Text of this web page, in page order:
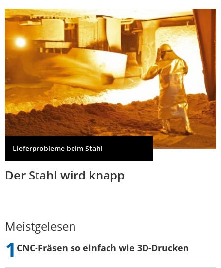
Lieferprobleme beim Stahl
Der Stahl wird knapp
Meistgelesen
CNC-Fräsen so einfach wie 3D-Drucken